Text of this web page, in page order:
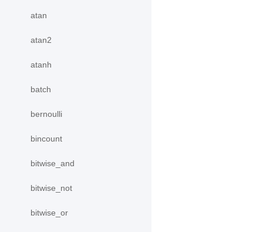
atan
atan2
atanh
batch
bernoulli
bincount
bitwise_and
bitwise_not
bitwise_or